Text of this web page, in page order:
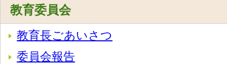
教育委員会
教育長ごあいさつ
委員会報告